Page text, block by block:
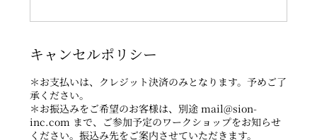
キャンセルポリシー
＊お支払いは、クレジット決済のみとなります。予めご了
承ください。
＊お振込みをご希望のお客様は、別途 mail@sion-
inc.com まで、ご参加予定のワークショップをお知らせ
ください。振込み先をご案内させていただきます。